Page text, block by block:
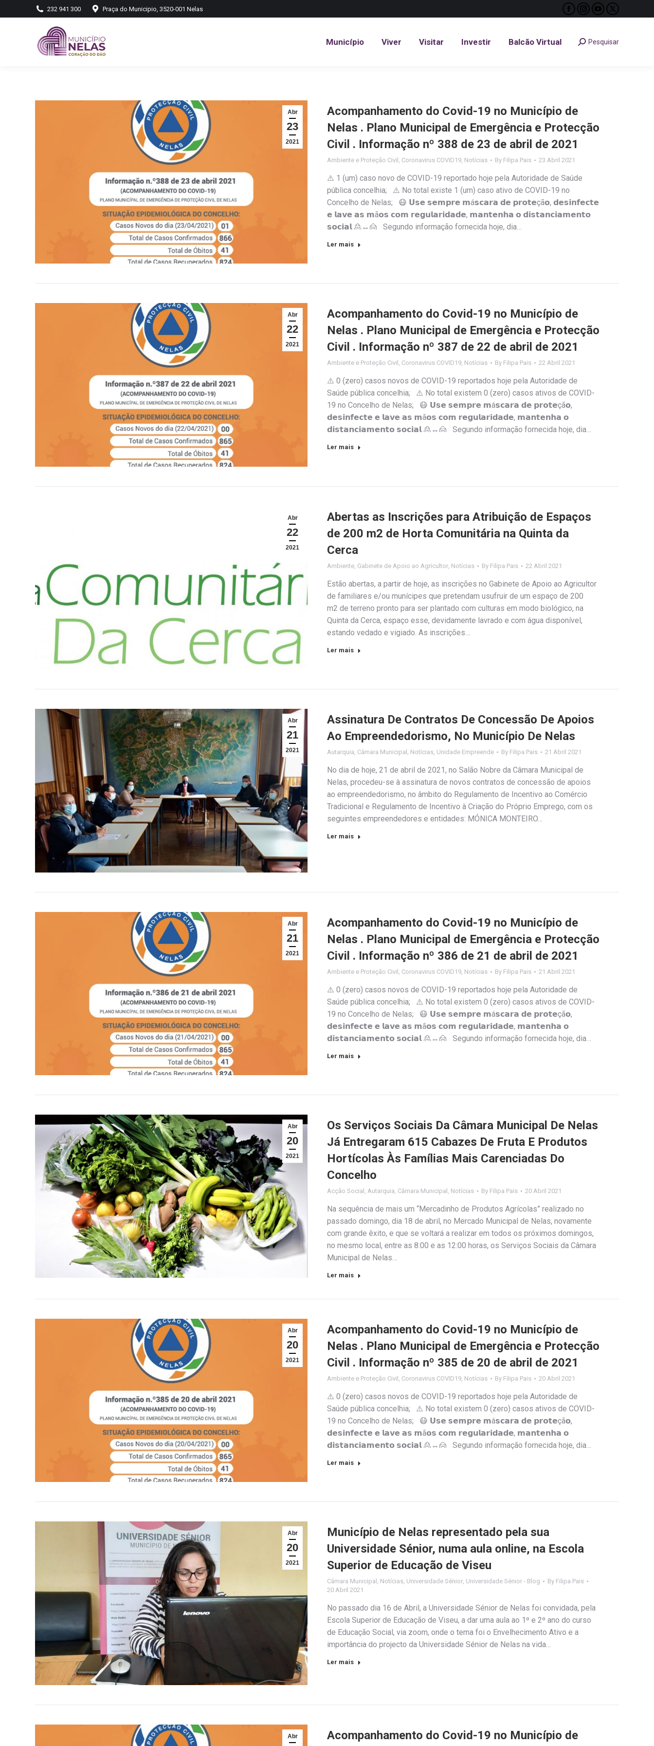
232 941 300 Praça do Municipio, 3520-001 Nelas
Facebook
opens
Instagram
opens
YouTube
opens
X
opens
Município Viver Visitar Investir Balcão Virtual Search:Pesquisar
Abr
23
2021
Acompanhamento do Covid-19 no Município de
Nelas . Plano Municipal de Emergência e Protecção
Civil . Informação nº 388 de 23 de abril de 2021
Ambiente e Proteção Civil , Coronavirus COVID19, Notícias By Filipa Pais 23 Abril 2021
⚠️ 1 (um) caso novo de COVID-19 reportado hoje pela Autoridade de Saúde
pública concelhia; ⚠️ No total existe 1 (um) caso ativo de COVID-19 no
Concelho de Nelas; 😷 𝗨𝘀𝗲 𝘀𝗲𝗺𝗽𝗿𝗲 𝗺á𝘀𝗰𝗮𝗿𝗮 𝗱𝗲 𝗽𝗿𝗼𝘁𝗲çã𝗼, 𝗱𝗲𝘀𝗶𝗻𝗳𝗲𝗰𝘁𝗲
𝗲 𝗹𝗮𝘃𝗲 𝗮𝘀 𝗺ã𝗼𝘀 𝗰𝗼𝗺 𝗿𝗲𝗴𝘂𝗹𝗮𝗿𝗶𝗱𝗮𝗱𝗲, 𝗺𝗮𝗻𝘁𝗲𝗻𝗵𝗮 𝗼 𝗱𝗶𝘀𝘁𝗮𝗻𝗰𝗶𝗮𝗺𝗲𝗻𝘁𝗼
𝘀𝗼𝗰𝗶𝗮𝗹 🙎↔️🙍 Segundo informação fornecida hoje, dia…
Ler mais
Abr
22
2021
Acompanhamento do Covid-19 no Município de
Nelas . Plano Municipal de Emergência e Protecção
Civil . Informação nº 387 de 22 de abril de 2021
Ambiente e Proteção Civil , Coronavirus COVID19, Notícias By Filipa Pais 22 Abril 2021
⚠️ 0 (zero) casos novos de COVID-19 reportados hoje pela Autoridade de
Saúde pública concelhia; ⚠️ No total existem 0 (zero) casos ativos de COVID-
19 no Concelho de Nelas; 😷 𝗨𝘀𝗲 𝘀𝗲𝗺𝗽𝗿𝗲 𝗺á𝘀𝗰𝗮𝗿𝗮 𝗱𝗲 𝗽𝗿𝗼𝘁𝗲çã𝗼,
𝗱𝗲𝘀𝗶𝗻𝗳𝗲𝗰𝘁𝗲 𝗲 𝗹𝗮𝘃𝗲 𝗮𝘀 𝗺ã𝗼𝘀 𝗰𝗼𝗺 𝗿𝗲𝗴𝘂𝗹𝗮𝗿𝗶𝗱𝗮𝗱𝗲, 𝗺𝗮𝗻𝘁𝗲𝗻𝗵𝗮 𝗼
𝗱𝗶𝘀𝘁𝗮𝗻𝗰𝗶𝗮𝗺𝗲𝗻𝘁𝗼 𝘀𝗼𝗰𝗶𝗮𝗹 🙎↔️🙍 Segundo informação fornecida hoje, dia…
Ler mais
Abr
22
2021
Abertas as Inscrições para Atribuição de Espaços
de 200 m2 de Horta Comunitária na Quinta da
Cerca
Ambiente Gabinete de Apoio ao Agricultor Notícias By Filipa Pais 22 Abril 2021
Estão abertas, a partir de hoje, as inscrições no Gabinete de Apoio ao Agricultor
de familiares e/ou munícipes que pretendam usufruir de um espaço de 200
m2 de terreno pronto para ser plantado com culturas em modo biológico, na
Quinta da Cerca, espaço esse, devidamente lavrado e com água disponível,
estando vedado e vigiado. As inscrições…
Ler mais
Abr
21
2021
Assinatura De Contratos De Concessão De Apoios
Ao Empreendedorismo, No Município De Nelas
Autarquia, Câmara Municipal , Notícias, Unidade Empreende By Filipa Pais 21 Abril 2021
No dia de hoje, 21 de abril de 2021, no Salão Nobre da Câmara Municipal de
Nelas, procedeu-se à assinatura de novos contratos de concessão de apoios
ao empreendedorismo, no âmbito do Regulamento de Incentivo ao Comércio
Tradicional e Regulamento de Incentivo à Criação do Próprio Emprego, com os
seguintes empreendedores e entidades: MÓNICA MONTEIRO…
Ler mais
Abr
21
2021
Acompanhamento do Covid-19 no Município de
Nelas . Plano Municipal de Emergência e Protecção
Civil . Informação nº 386 de 21 de abril de 2021
Ambiente e Proteção Civil Coronavirus COVID19 Notícias By Filipa Pais 21 Abril 2021
⚠️ 0 (zero) casos novos de COVID-19 reportados hoje pela Autoridade de
Saúde pública concelhia; ⚠️ No total existem 0 (zero) casos ativos de COVID-
19 no Concelho de Nelas; 😷 𝗨𝘀𝗲 𝘀𝗲𝗺𝗽𝗿𝗲 𝗺á𝘀𝗰𝗮𝗿𝗮 𝗱𝗲 𝗽𝗿𝗼𝘁𝗲çã𝗼,
𝗱𝗲𝘀𝗶𝗻𝗳𝗲𝗰𝘁𝗲 𝗲 𝗹𝗮𝘃𝗲 𝗮𝘀 𝗺ã𝗼𝘀 𝗰𝗼𝗺 𝗿𝗲𝗴𝘂𝗹𝗮𝗿𝗶𝗱𝗮𝗱𝗲, 𝗺𝗮𝗻𝘁𝗲𝗻𝗵𝗮 𝗼
𝗱𝗶𝘀𝘁𝗮𝗻𝗰𝗶𝗮𝗺𝗲𝗻𝘁𝗼 𝘀𝗼𝗰𝗶𝗮𝗹 🙎↔️🙍 Segundo informação fornecida hoje, dia…
Ler mais
Abr
20
2021
Os Serviços Sociais Da Câmara Municipal De Nelas
Já Entregaram 615 Cabazes De Fruta E Produtos
Hortícolas Às Famílias Mais Carenciadas Do
Concelho
Acção Social , Autarquia, Câmara Municipal , Notícias By Filipa Pais 20 Abril 2021
Na sequência de mais um “Mercadinho de Produtos Agrícolas” realizado no
passado domingo, dia 18 de abril, no Mercado Municipal de Nelas, novamente
com grande êxito, e que se voltará a realizar em todos os próximos domingos,
no mesmo local, entre as 8:00 e as 12:00 horas, os Serviços Sociais da Câmara
Municipal de Nelas…
Ler mais
Abr
20
2021
Acompanhamento do Covid-19 no Município de
Nelas . Plano Municipal de Emergência e Protecção
Civil . Informação nº 385 de 20 de abril de 2021
Ambiente e Proteção Civil , Coronavirus COVID19, Notícias By Filipa Pais 20 Abril 2021
⚠️ 0 (zero) casos novos de COVID-19 reportados hoje pela Autoridade de
Saúde pública concelhia; ⚠️ No total existem 0 (zero) casos ativos de COVID-
19 no Concelho de Nelas; 😷 𝗨𝘀𝗲 𝘀𝗲𝗺𝗽𝗿𝗲 𝗺á𝘀𝗰𝗮𝗿𝗮 𝗱𝗲 𝗽𝗿𝗼𝘁𝗲çã𝗼,
𝗱𝗲𝘀𝗶𝗻𝗳𝗲𝗰𝘁𝗲 𝗲 𝗹𝗮𝘃𝗲 𝗮𝘀 𝗺ã𝗼𝘀 𝗰𝗼𝗺 𝗿𝗲𝗴𝘂𝗹𝗮𝗿𝗶𝗱𝗮𝗱𝗲, 𝗺𝗮𝗻𝘁𝗲𝗻𝗵𝗮 𝗼
𝗱𝗶𝘀𝘁𝗮𝗻𝗰𝗶𝗮𝗺𝗲𝗻𝘁𝗼 𝘀𝗼𝗰𝗶𝗮𝗹 🙎↔️🙍 Segundo informação fornecida hoje, dia…
Ler mais
Abr
20
2021
Município de Nelas representado pela sua
Universidade Sénior, numa aula online, na Escola
Superior de Educação de Viseu
Câmara Municipal , Notícias, Universidade Sénior, Universidade Sénior - Blog By Filipa Pais
20 Abril 2021
No passado dia 16 de Abril, a Universidade Sénior de Nelas foi convidada, pela
Escola Superior de Educação de Viseu, a dar uma aula ao 1º e 2º ano do curso
de Educação Social, via zoom, onde o tema foi o Envelhecimento Ativo e a
importância do projecto da Universidade Sénior de Nelas na vida…
Ler mais
Abr
Acompanhamento do Covid-19 no Município de
Município Viver Visitar Investir Balcão Virtual Search:
Pesquisar